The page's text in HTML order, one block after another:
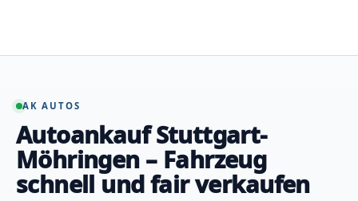
springen
AK AUTOS
Autoankauf Stuttgart-
Möhringen – Fahrzeug
schnell und fair verkaufen